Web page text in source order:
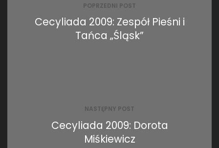
POPRZEDNI POST
Cecyliada 2009: Zespół Pieśni i
Tańca „Śląsk”
NASTĘPNY POST
Cecyliada 2009: Dorota
Miśkiewicz